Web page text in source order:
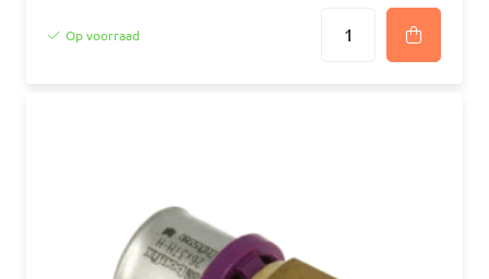
Op voorraad